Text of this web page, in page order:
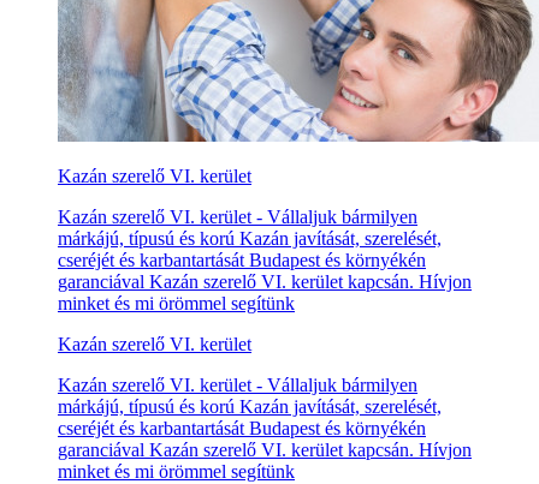
Kazán szerelő VI. kerület
Kazán szerelő VI. kerület - Vállaljuk bármilyen
márkájú, típusú és korú Kazán javítását, szerelését,
cseréjét és karbantartását Budapest és környékén
garanciával Kazán szerelő VI. kerület kapcsán. Hívjon
minket és mi örömmel segítünk
Kazán szerelő VI. kerület
Kazán szerelő VI. kerület - Vállaljuk bármilyen
márkájú, típusú és korú Kazán javítását, szerelését,
cseréjét és karbantartását Budapest és környékén
garanciával Kazán szerelő VI. kerület kapcsán. Hívjon
minket és mi örömmel segítünk